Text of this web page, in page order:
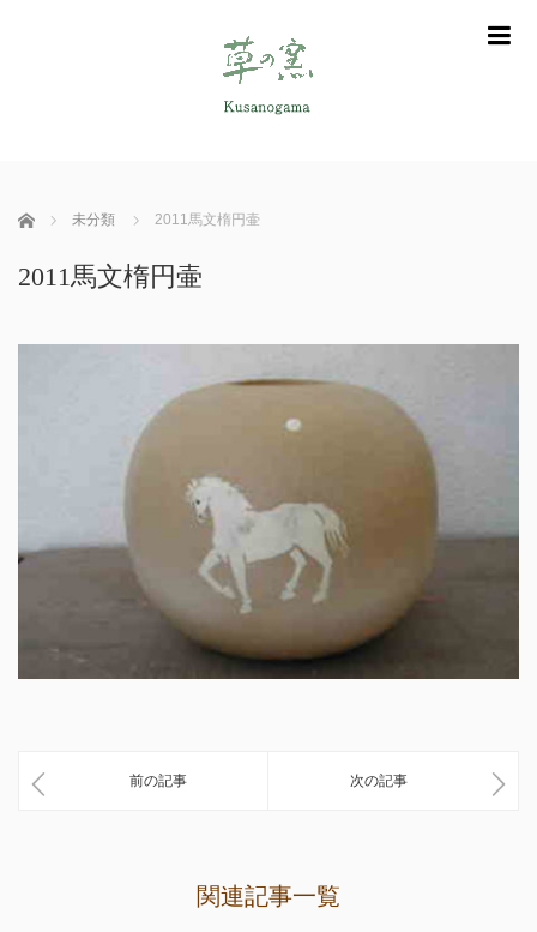
ホーム 未分類 2011馬文楕円壷
2011馬文楕円壷
前の記事 次の記事
関連記事一覧